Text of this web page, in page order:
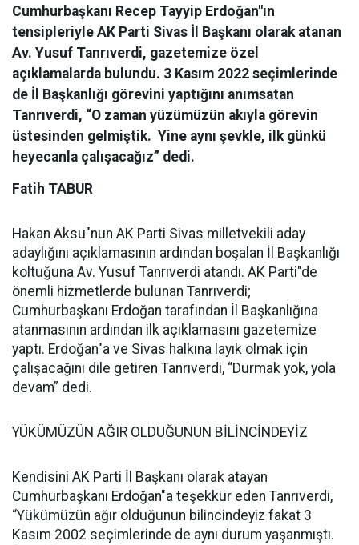
Cumhurbaşkanı Recep Tayyip Erdoğan"ın
tensipleriyle AK Parti Sivas İl Başkanı olarak atanan
Av. Yusuf Tanrıverdi, gazetemize özel
açıklamalarda bulundu. 3 Kasım 2022 seçimlerinde
de İl Başkanlığı görevini yaptığını anımsatan
Tanrıverdi, “O zaman yüzümüzün akıyla görevin
üstesinden gelmiştik. Yine aynı şevkle, ilk günkü
heyecanla çalışacağız” dedi.
Fatih TABUR
Hakan Aksu"nun AK Parti Sivas milletvekili aday
adaylığını açıklamasının ardından boşalan İl Başkanlığı
koltuğuna Av. Yusuf Tanrıverdi atandı. AK Parti"de
önemli hizmetlerde bulunan Tanrıverdi;
Cumhurbaşkanı Erdoğan tarafından İl Başkanlığına
atanmasının ardından ilk açıklamasını gazetemize
yaptı. Erdoğan"a ve Sivas halkına layık olmak için
çalışacağını dile getiren Tanrıverdi, “Durmak yok, yola
devam” dedi.
YÜKÜMÜZÜN AĞIR OLDUĞUNUN BİLİNCİNDEYİZ
Kendisini AK Parti İl Başkanı olarak atayan
Cumhurbaşkanı Erdoğan"a teşekkür eden Tanrıverdi,
“Yükümüzün ağır olduğunun bilincindeyiz fakat 3
Kasım 2002 seçimlerinde de aynı durum yaşanmıştı.